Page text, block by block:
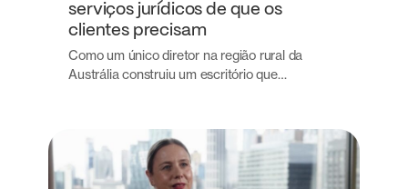
serviços jurídicos de que os
clientes precisam
Como um único diretor na região rural da
Austrália construiu um escritório que…